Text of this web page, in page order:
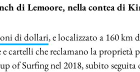
di Lemoore, nella contea di
di dollari, e localizzato a 160 km
cartelli che reclamano la proprietà
of Surfing nel 2018, subito